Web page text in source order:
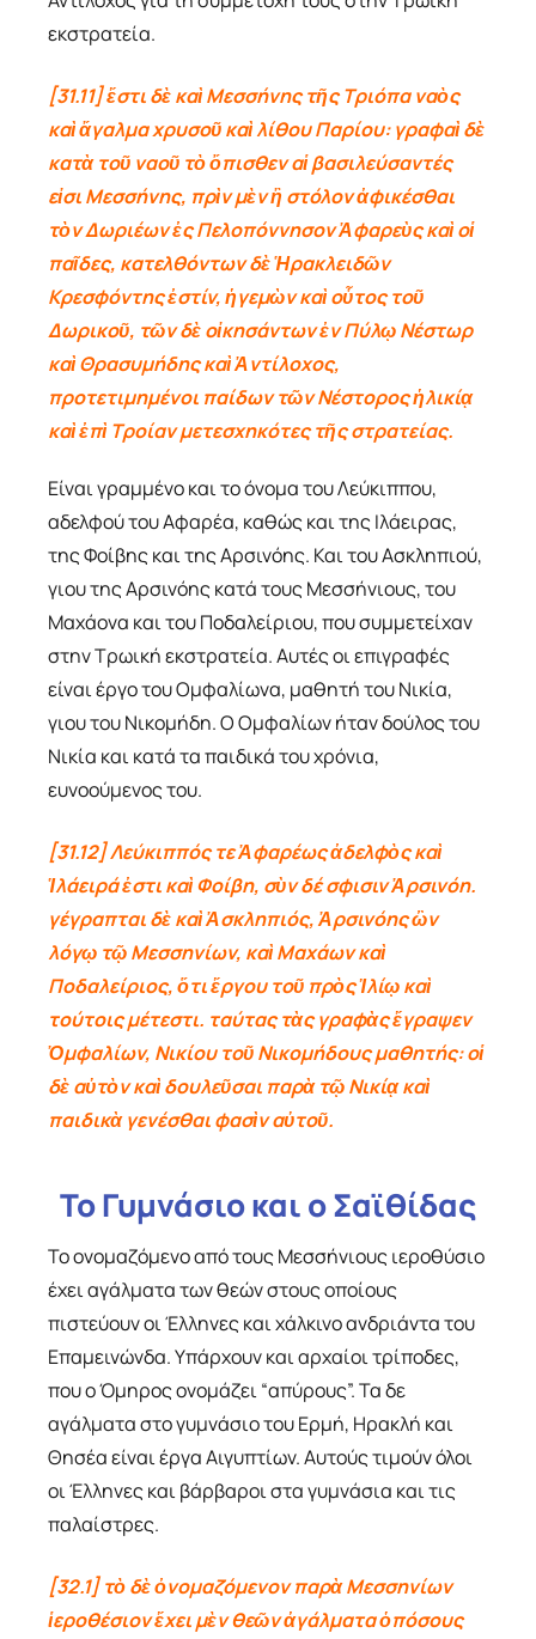
εκστρατεία.
[31.11] ἔστι δὲ καὶ Μεσσήνης τῆς Τριόπα ναὸς
καὶ ἄγαλμα χρυσοῦ καὶ λίθου Παρίου: γραφαὶ δὲ
κατὰ τοῦ ναοῦ τὸ ὄπισθεν αἱ βασιλεύσαντές
εἰσι Μεσσήνης, πρὶν μὲν ἢ στόλον ἀφικέσθαι
τὸν Δωριέων ἐς Πελοπόννησον Ἀφαρεὺς καὶ οἱ
παῖδες, κατελθόντων δὲ Ἡρακλειδῶν
Κρεσφόντης ἐστίν, ἡγεμὼν καὶ οὗτος τοῦ
Δωρικοῦ, τῶν δὲ οἰκησάντων ἐν Πύλῳ Νέστωρ
καὶ Θρασυμήδης καὶ Ἀντίλοχος,
προτετιμημένοι παίδων τῶν Νέστορος ἡλικίᾳ
καὶ ἐπὶ Τροίαν μετεσχηκότες τῆς στρατείας.
Είναι γραμμένο και το όνομα του Λεύκιππου,
αδελφού του Αφαρέα, καθώς και της Ιλάειρας,
της Φοίβης και της Αρσινόης. Και του Ασκληπιού,
γιου της Αρσινόης κατά τους Μεσσήνιους, του
Μαχάονα και του Ποδαλείριου, που συμμετείχαν
στην Τρωική εκστρατεία. Αυτές οι επιγραφές
είναι έργο του Ομφαλίωνα, μαθητή του Νικία,
γιου του Νικομήδη. Ο Ομφαλίων ήταν δούλος του
Νικία και κατά τα παιδικά του χρόνια,
ευνοούμενος του.
[31.12] Λεύκιππός τε Ἀφαρέως ἀδελφὸς καὶ
Ἱλάειρά ἐστι καὶ Φοίβη, σὺν δέ σφισιν Ἀρσινόη.
γέγραπται δὲ καὶ Ἀσκληπιός, Ἀρσινόης ὢν
λόγῳ τῷ Μεσσηνίων, καὶ Μαχάων καὶ
Ποδαλείριος, ὅτι ἔργου τοῦ πρὸς Ἰλίῳ καὶ
τούτοις μέτεστι. ταύτας τὰς γραφὰς ἔγραψεν
Ὀμφαλίων, Νικίου τοῦ Νικομήδους μαθητής: οἱ
δὲ αὐτὸν καὶ δουλεῦσαι παρὰ τῷ Νικίᾳ καὶ
παιδικὰ γενέσθαι φασὶν αὐτοῦ.
Το Γυμνάσιο και ο Σαϊθίδας
Το ονομαζόμενο από τους Μεσσήνιους ιεροθύσιο
έχει αγάλματα των θεών στους οποίους
πιστεύουν οι Έλληνες και χάλκινο ανδριάντα του
Επαμεινώνδα. Υπάρχουν και αρχαίοι τρίποδες,
που ο Όμηρος ονομάζει “απύρους”. Τα δε
αγάλματα στο γυμνάσιο του Ερμή, Ηρακλή και
Θησέα είναι έργα Αιγυπτίων. Αυτούς τιμούν όλοι
οι Έλληνες και βάρβαροι στα γυμνάσια και τις
παλαίστρες.
[32.1] τὸ δὲ ὀνομαζόμενον παρὰ Μεσσηνίων
ἱεροθέσιον ἔχει μὲν θεῶν ἀγάλματα ὁπόσους